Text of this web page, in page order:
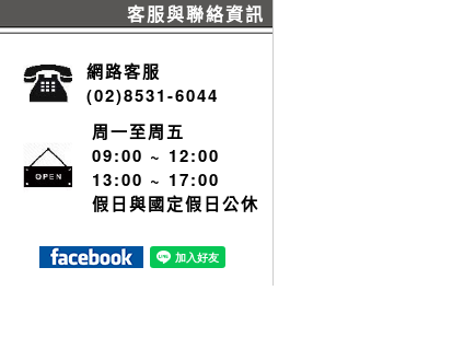
客服與聯絡資訊
網路客服
(02)8531-6044
周一至周五
09:00 ~ 12:00
13:00 ~ 17:00
假日與國定假日公休